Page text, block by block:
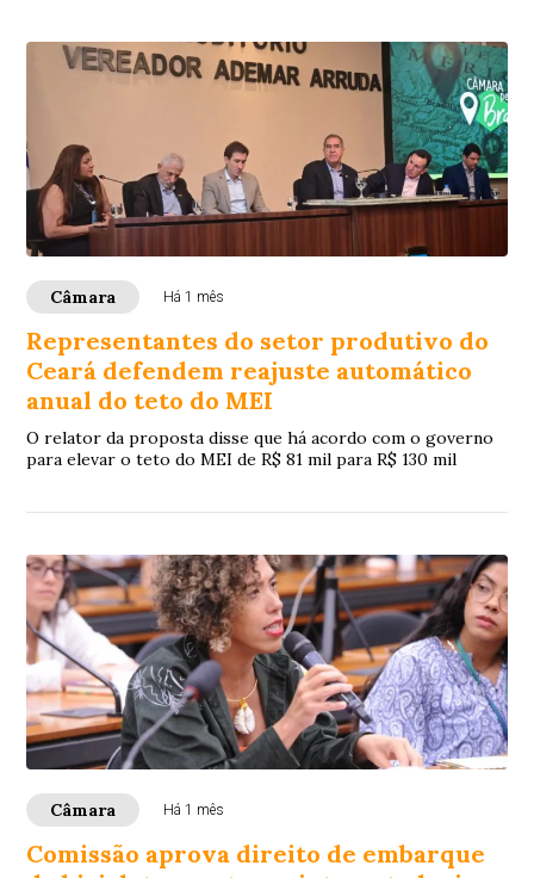
Câmara Há 1 mês
Representantes do setor produtivo do
Ceará defendem reajuste automático
anual do teto do MEI
O relator da proposta disse que há acordo com o governo
para elevar o teto do MEI de R$ 81 mil para R$ 130 mil
Câmara Há 1 mês
Comissão aprova direito de embarque